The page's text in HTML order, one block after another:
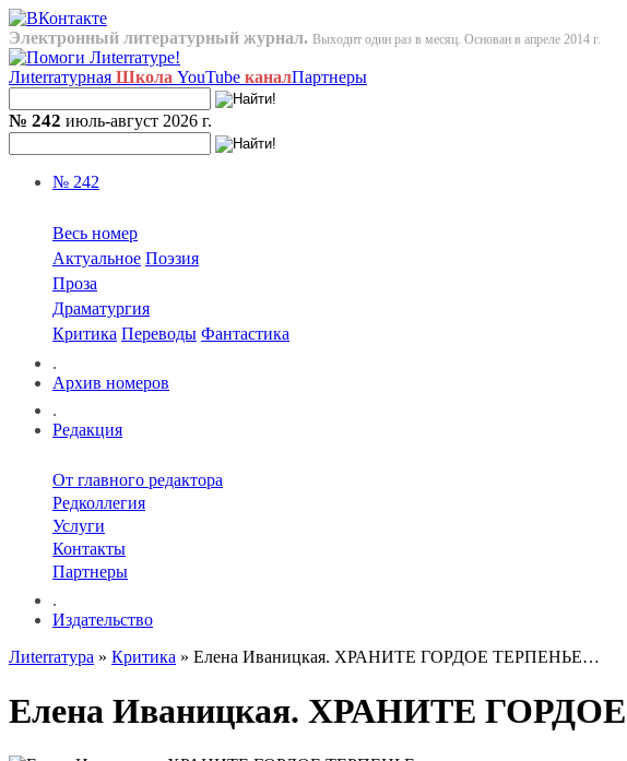
Электронный литературный журнал. Выходит один раз в месяц. Основан в апреле 2014 г.
Лиterraтурная Школа YouTube каналПартнеры
№ 242 июль-август 2026 г.
№ 242
Весь номер
Актуальное Поэзия
Проза
Драматургия
Критика Переводы Фантастика
.
Архив номеров
.
Редакция
От главного редактора
Редколлегия
Услуги
Контакты
Партнеры
.
Издательство
Лиterraтура » Критика » Елена Иваницкая. ХРАНИТЕ ГОРДОЕ ТЕРПЕНЬЕ…
Елена Иваницкая. ХРАНИТЕ